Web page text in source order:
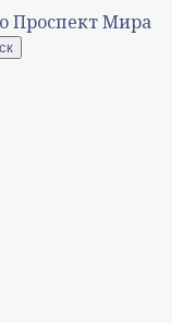
Проспект Мира